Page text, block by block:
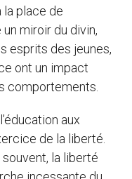
place de
un miroir du divin,
esprits des jeunes,
ont un impact
comportements.
aux
de la liberté.
souvent, la liberté